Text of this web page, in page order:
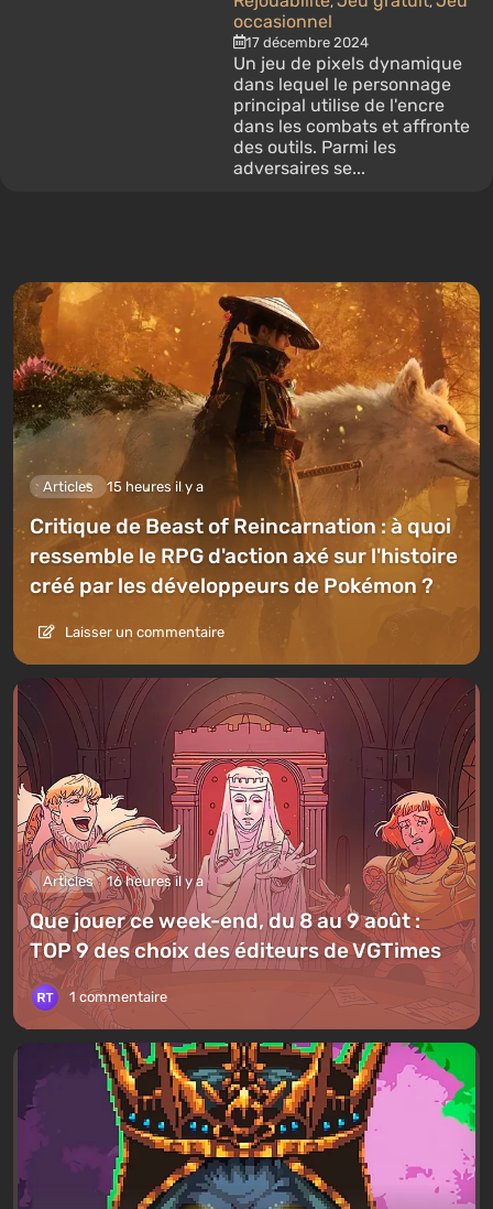
occasionnel
17 décembre 2024
Un jeu de pixels dynamique
dans lequel le personnage
principal utilise de l'encre
dans les combats et affronte
des outils. Parmi les
adversaires se...
Articles 15 heures il y a
Critique de Beast of Reincarnation : à quoi
ressemble le RPG d'action axé sur l'histoire
créé par les développeurs de Pokémon ?
Laisser un commentaire
Articles 16 heures il y a
Que jouer ce week-end, du 8 au 9 août :
TOP 9 des choix des éditeurs de VGTimes
1 commentaire